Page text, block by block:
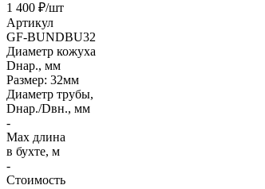
1 400 ₽/шт
Артикул
GF-BUNDBU32
Диаметр кожуха
Dнар., мм
Размер: 32мм
Диаметр трубы,
Dнар./Dвн., мм
-
Max длина
в бухте, м
-
Стоимость